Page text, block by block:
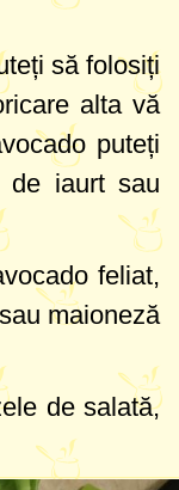
să folosiți
alta vă
puteți
de iaurt sau
feliat,
maioneză
de salată,